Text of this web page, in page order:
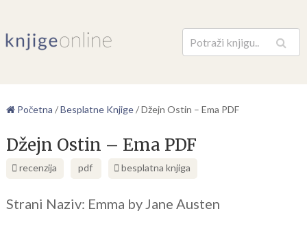
Pretraga
Početna /Besplatne Knjige/Džejn Ostin – Ema PDF
Džejn Ostin – Ema PDF
recenzija pdf besplatna knjiga
Strani Naziv: Emma by Jane Austen